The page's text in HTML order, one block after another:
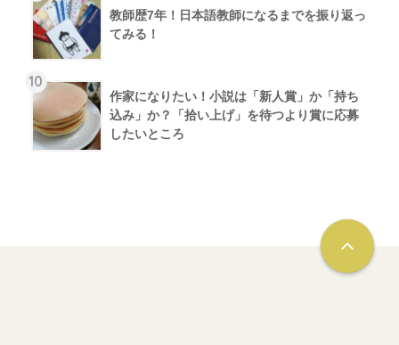
教師歴7年！日本語教師になるまでを振り返っ
てみる！
10
作家になりたい！小説は「新人賞」か「持ち
込み」か？「拾い上げ」を待つより賞に応募
したいところ